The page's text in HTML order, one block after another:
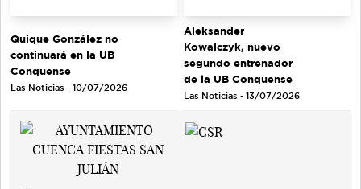
Quique González no
continuará en la UB
Conquense
Las Noticias - 10/07/2026
Aleksander
Kowalczyk, nuevo
segundo entrenador
de la UB Conquense
Las Noticias - 13/07/2026